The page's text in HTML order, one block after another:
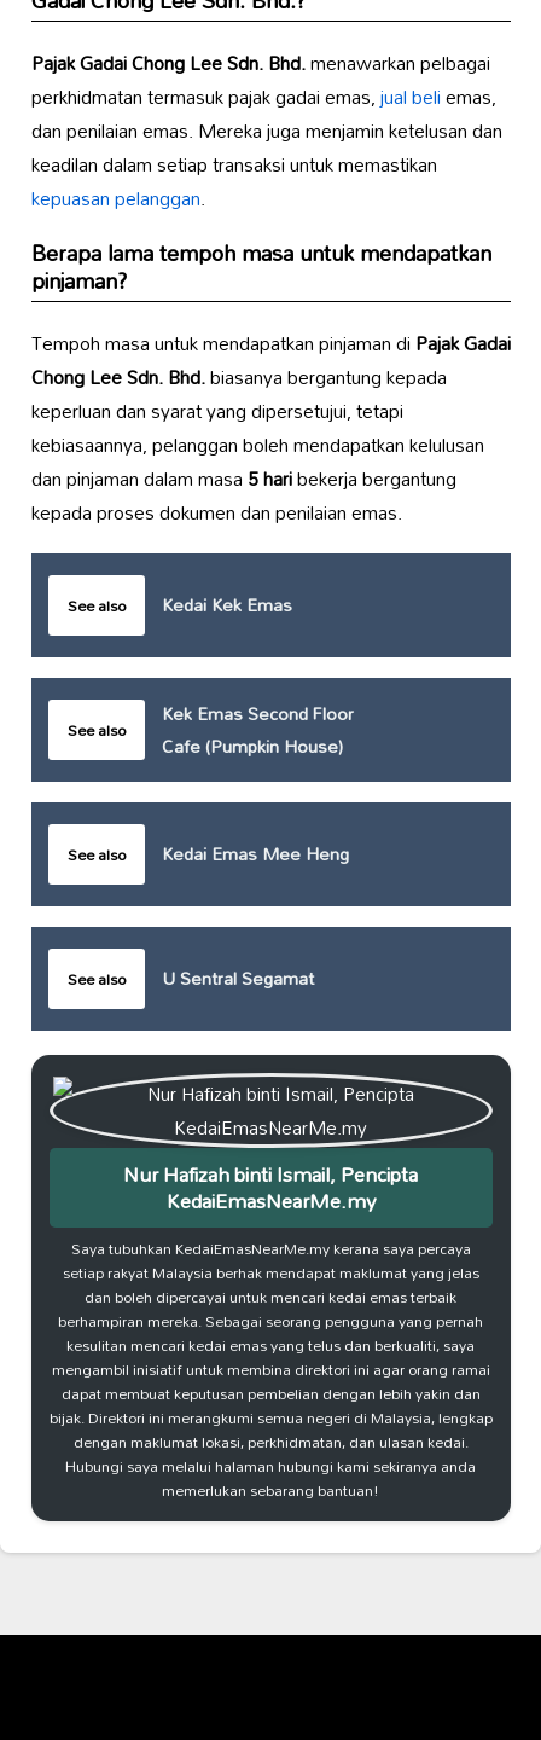
Pajak Gadai Chong Lee Sdn. Bhd.menawarkan pelbagai
perkhidmatan termasuk pajak gadai emas,jual beliemas,
dan penilaian emas. Mereka juga menjamin ketelusan dan
keadilan dalam setiap transaksi untuk memastikan
kepuasan pelanggan.
Berapa lama tempoh masa untuk mendapatkan
pinjaman?
Tempoh masa untuk mendapatkan pinjaman diPajak Gadai
Chong Lee Sdn. Bhd.biasanya bergantung kepada
keperluan dan syarat yang dipersetujui, tetapi
kebiasaannya, pelanggan boleh mendapatkan kelulusan
dan pinjaman dalam masa5 haribekerja bergantung
kepada proses dokumen dan penilaian emas.
See also Kedai Kek Emas
See also
Kek Emas Second Floor
Cafe (Pumpkin House)
See also Kedai Emas Mee Heng
See also U Sentral Segamat
Nur Hafizah binti Ismail, Pencipta
KedaiEmasNearMe.my
Saya tubuhkan KedaiEmasNearMe.my kerana saya percaya
setiap rakyat Malaysia berhak mendapat maklumat yang jelas
dan boleh dipercayai untuk mencari kedai emas terbaik
berhampiran mereka. Sebagai seorang pengguna yang pernah
kesulitan mencari kedai emas yang telus dan berkualiti, saya
mengambil inisiatif untuk membina direktori ini agar orang ramai
dapat membuat keputusan pembelian dengan lebih yakin dan
bijak. Direktori ini merangkumi semua negeri di Malaysia, lengkap
dengan maklumat lokasi, perkhidmatan, dan ulasan kedai.
Hubungi saya melalui halaman hubungi kami sekiranya anda
memerlukan sebarang bantuan!